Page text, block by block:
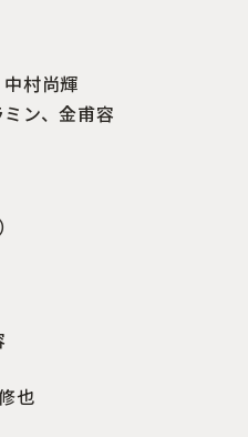
中村尚輝
ン、金甫容
也